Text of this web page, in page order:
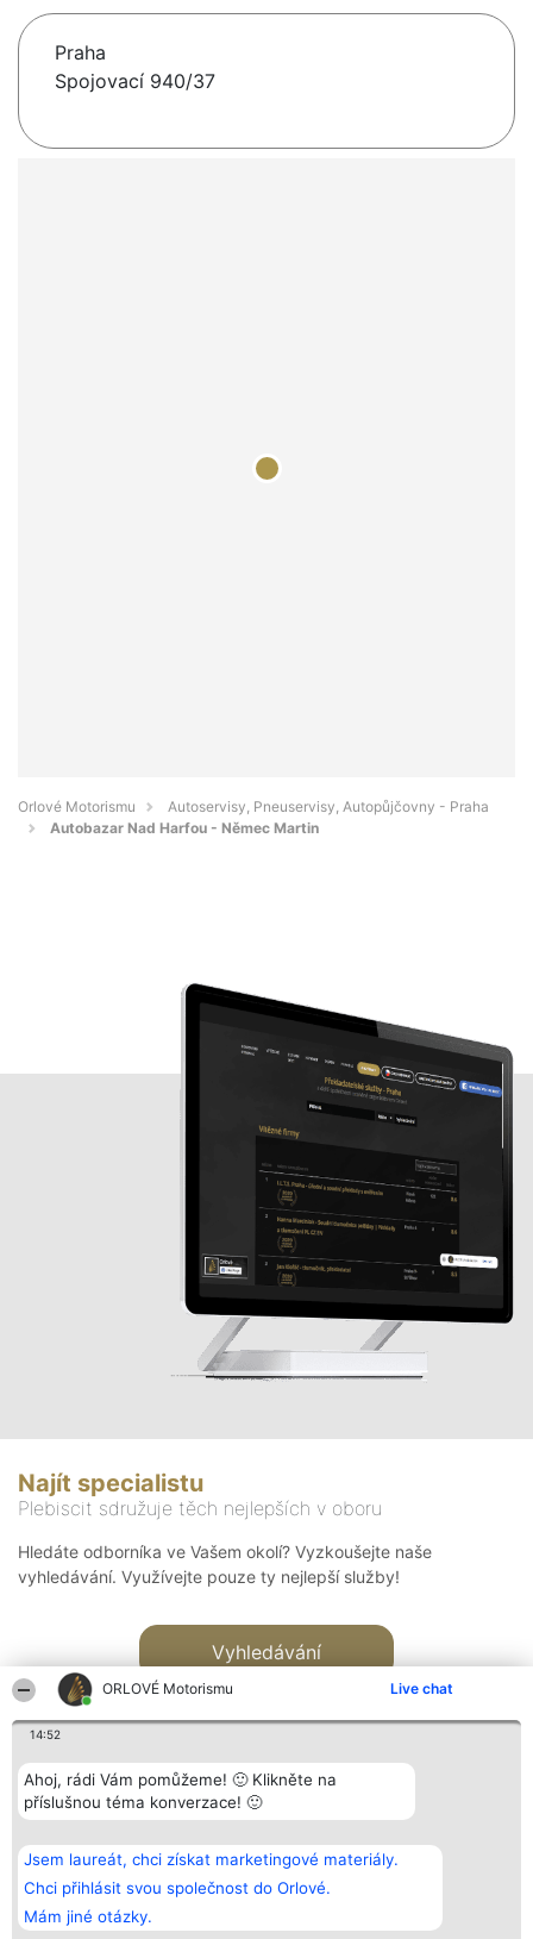
ORLOVÉ Motorismu Live chat
14:52
Ahoj, rádi Vám pomůžeme! 🙂 Klikněte na
příslušnou téma konverzace! 🙂
Jsem laureát, chci získat marketingové materiály.
Chci přihlásit svou společnost do Orlové.
Mám jiné otázky.
Praha
Spojovací 940/37
Orlové Motorismu
Autoservisy, Pneuservisy, Autopůjčovny - Praha
Autobazar Nad Harfou - Němec Martin
Najít specialistu
Plebiscit sdružuje těch nejlepších v oboru
Hledáte odborníka ve Vašem okolí? Vyzkoušejte naše
vyhledávání. Využívejte pouze ty nejlepší služby!
Vyhledávání
Bright Side Solutions sp. z o.
o. sp. k.
ul. Ruska 22
Wrocław 50-079
KRS 0000749100 | Regon
381313360 | NIP 8943132676
Vítězové
Seznam všech
laureátů
Zásady
Zásady
Kontakt